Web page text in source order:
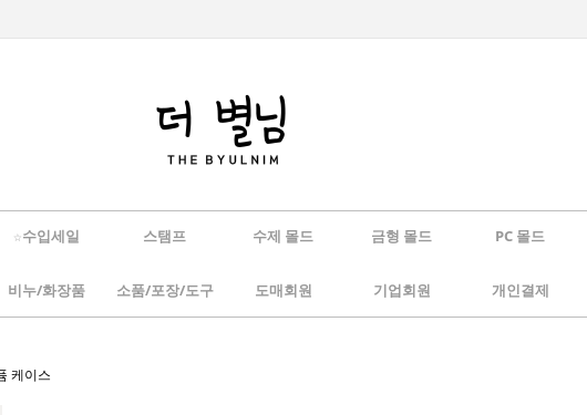
☆수입세일 스탬프 수제 몰드 금형 몰드 PC 몰드
비누/화장품 소품/포장/도구 도매회원 기업회원 개인결제
케이스